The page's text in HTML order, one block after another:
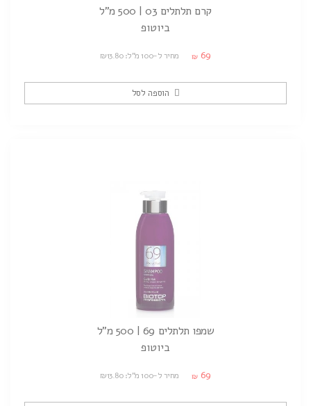
קרם תלתלים 03 | 500 מ"ל
ביוטופ
₪ 69 מחיר ל-100 מ"ל: ₪13.80
הוספה לסל
שמפו תלתלים 69 | 500 מ"ל
ביוטופ
₪ 69 מחיר ל-100 מ"ל: ₪13.80